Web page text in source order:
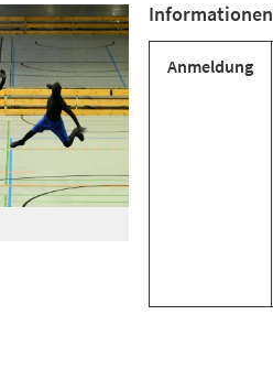
Informationen
Anmeldung